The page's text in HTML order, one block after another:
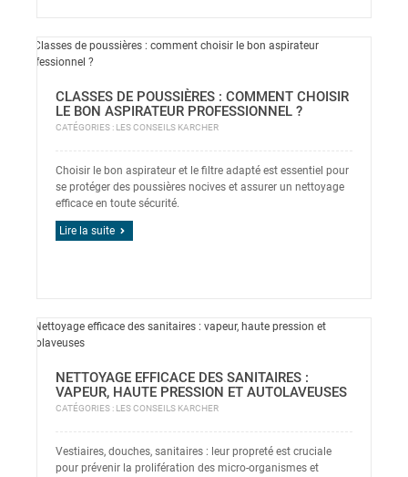
CLASSES DE POUSSIÈRES : COMMENT CHOISIR
LE BON ASPIRATEUR PROFESSIONNEL ?
CATÉGORIES : LES CONSEILS KARCHER
Choisir le bon aspirateur et le filtre adapté est essentiel pour
se protéger des poussières nocives et assurer un nettoyage
efficace en toute sécurité.
Lire la suite
NETTOYAGE EFFICACE DES SANITAIRES :
VAPEUR, HAUTE PRESSION ET AUTOLAVEUSES
CATÉGORIES : LES CONSEILS KARCHER
Vestiaires, douches, sanitaires : leur propreté est cruciale
pour prévenir la prolifération des micro-organismes et